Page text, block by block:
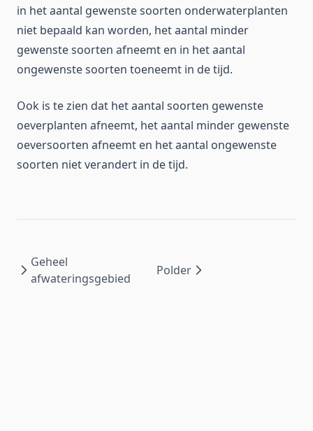
in het aantal gewenste soorten onderwaterplanten
niet bepaald kan worden, het aantal minder
gewenste soorten afneemt en in het aantal
ongewenste soorten toeneemt in de tijd.
Ook is te zien dat het aantal soorten gewenste
oeverplanten afneemt, het aantal minder gewenste
oeversoorten afneemt en het aantal ongewenste
soorten niet verandert in de tijd.
Geheel
afwateringsgebied
Polder